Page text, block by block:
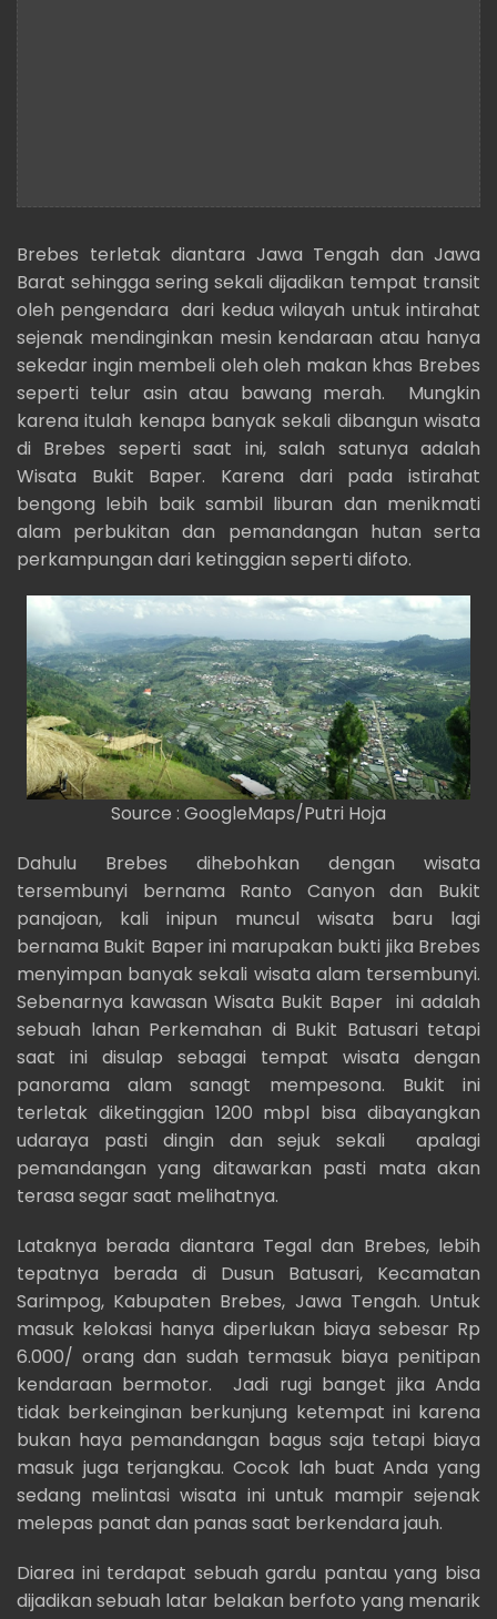
Brebes terletak diantara Jawa Tengah dan Jawa
Barat sehingga sering sekali dijadikan tempat transit
oleh pengendara dari kedua wilayah untuk intirahat
sejenak mendinginkan mesin kendaraan atau hanya
sekedar ingin membeli oleh oleh makan khas Brebes
seperti telur asin atau bawang merah. Mungkin
karena itulah kenapa banyak sekali dibangun wisata
di Brebes seperti saat ini, salah satunya adalah
Wisata Bukit Baper. Karena dari pada istirahat
bengong lebih baik sambil liburan dan menikmati
alam perbukitan dan pemandangan hutan serta
perkampungan dari ketinggian seperti difoto.
Source : GoogleMaps/Putri Hoja
Dahulu Brebes dihebohkan dengan wisata
tersembunyi bernama Ranto Canyon dan Bukit
panajoan, kali inipun muncul wisata baru lagi
bernama Bukit Baper ini marupakan bukti jika Brebes
menyimpan banyak sekali wisata alam tersembunyi.
Sebenarnya kawasan Wisata Bukit Baper ini adalah
sebuah lahan Perkemahan di Bukit Batusari tetapi
saat ini disulap sebagai tempat wisata dengan
panorama alam sanagt mempesona. Bukit ini
terletak diketinggian 1200 mbpl bisa dibayangkan
udaraya pasti dingin dan sejuk sekali apalagi
pemandangan yang ditawarkan pasti mata akan
terasa segar saat melihatnya.
Lataknya berada diantara Tegal dan Brebes, lebih
tepatnya berada di Dusun Batusari, Kecamatan
Sarimpog, Kabupaten Brebes, Jawa Tengah. Untuk
masuk kelokasi hanya diperlukan biaya sebesar Rp
6.000/ orang dan sudah termasuk biaya penitipan
kendaraan bermotor. Jadi rugi banget jika Anda
tidak berkeinginan berkunjung ketempat ini karena
bukan haya pemandangan bagus saja tetapi biaya
masuk juga terjangkau. Cocok lah buat Anda yang
sedang melintasi wisata ini untuk mampir sejenak
melepas panat dan panas saat berkendara jauh.
Diarea ini terdapat sebuah gardu pantau yang bisa
dijadikan sebuah latar belakan berfoto yang menarik